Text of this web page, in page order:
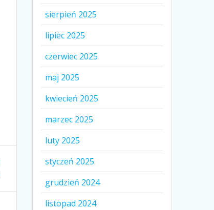
sierpień 2025
lipiec 2025
czerwiec 2025
maj 2025
kwiecień 2025
marzec 2025
luty 2025
styczeń 2025
grudzień 2024
listopad 2024